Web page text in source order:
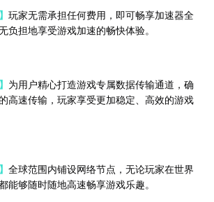
玩家无需承担任何费用，即可畅享加速器全
负担地享受游戏加速的畅快体验。
为用户精心打造游戏专属数据传输通道，确
高速传输，玩家享受更加稳定、高效的游戏
全球范围内铺设网络节点，无论玩家在世界
能够随时随地高速畅享游戏乐趣。